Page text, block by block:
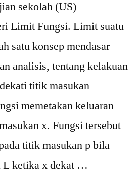
sekolah (US)
Limit Fungsi. Limit suatu
satu konsep mendasar
analisis, tentang kelakuan
titik masukan
memetakan keluaran
x. Fungsi tersebut
titik masukan p bila
L ketika x dekat …